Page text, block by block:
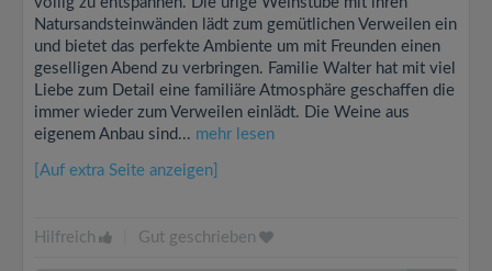
Natursandsteinwänden lädt zum gemütlichen Verweilen ein
und bietet das perfekte Ambiente um mit Freunden einen
geselligen Abend zu verbringen. Familie Walter hat mit viel
Liebe zum Detail eine familiäre Atmosphäre geschaffen die
immer wieder zum Verweilen einlädt. Die Weine aus
eigenem Anbau sind... mehr lesen
[Auf extra Seite anzeigen]
Hilfreich Gut geschrieben